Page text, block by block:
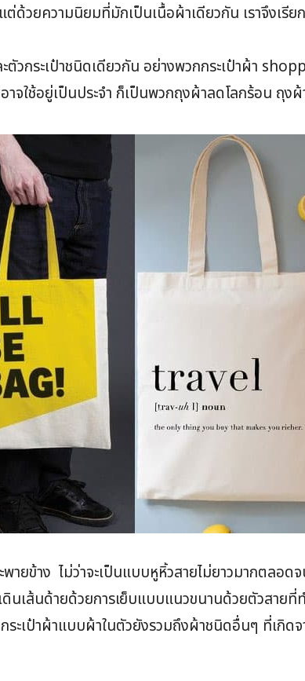
ด้วยความนิยมที่มักเป็นเนื้อผ้าเดียวกัน เราจึงเรีย
ตัวกระเป๋าชนิดเดียวกัน อย่างพวกกระเป๋าผ้า
จใช้อยู่เป็นประจำ ก็เป็นพวกถุงผ้าลดโลกร้อน ถุง
ายข้าง ไม่ว่าจะเป็นแบบหูหิ้วสายไม่ยาวมากตลอ
นเส้นด้ายด้วยการเย็บแบบแนวขนานด้วยตัวสาย
ระเป๋าผ้าแบบผ้าในตัวยังรวมถึงผ้าชนิดอื่นๆ ที่เกิ